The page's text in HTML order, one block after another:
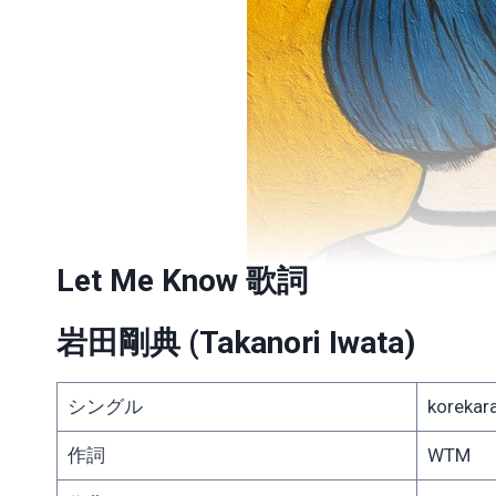
Let Me Know 歌詞
岩田剛典 (Takanori Iwata)
シングル
作詞 WTM